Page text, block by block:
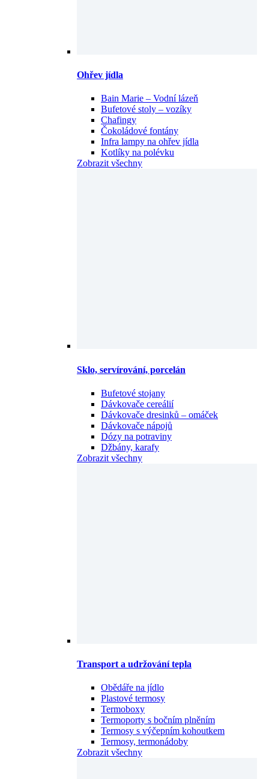
Ohřev jídla
Bain Marie – Vodní lázeň
Bufetové stoly – vozíky
Chafingy
Čokoládové fontány
Infra lampy na ohřev jídla
Kotlíky na polévku
Zobrazit všechny
Sklo, servírování, porcelán
Bufetové stojany
Dávkovače cereálií
Dávkovače dresinků – omáček
Dávkovače nápojů
Dózy na potraviny
Džbány, karafy
Zobrazit všechny
Transport a udržování tepla
Obědáře na jídlo
Plastové termosy
Termoboxy
Termoporty s bočním plněním
Termosy s výčepním kohoutkem
Termosy, termonádoby
Zobrazit všechny